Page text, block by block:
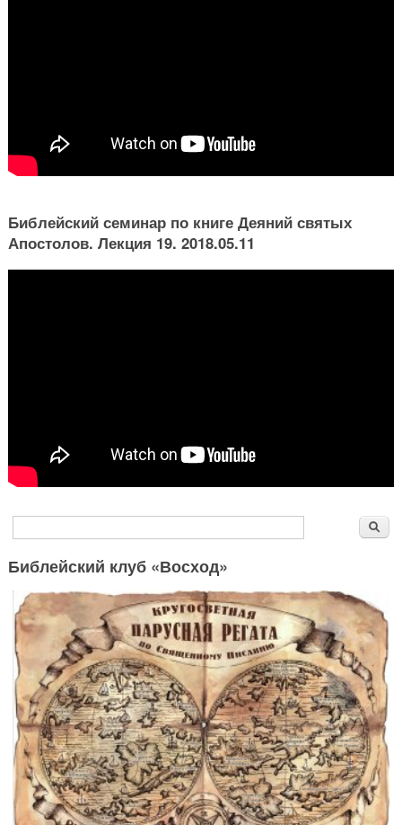
Библейский семинар по книге Деяний святых
Апостолов. Лекция 19. 2018.05.11
Форма поиска
Библейский клуб «Восход»